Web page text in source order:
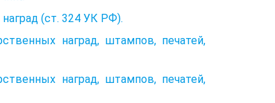
(ст. 324 УК РФ).
наград, штампов, печатей,
наград, штампов, печатей,